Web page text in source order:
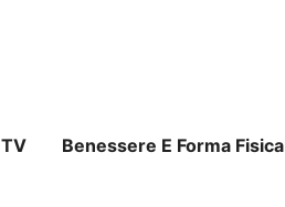
TV Benessere E Forma Fisica